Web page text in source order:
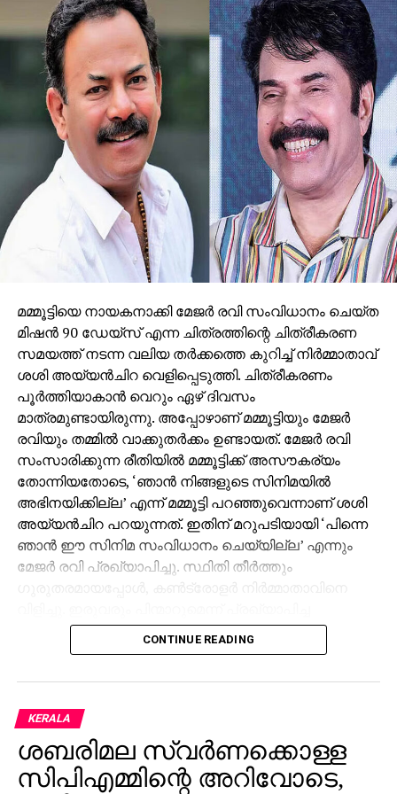
കോടി കടമെടുക്കുന്നു
DON'T MISS
വിശ്രമം വേണ്ടതിനാല്‍ പദവിയില്‍ തുടരുന്നത്
ഉചിതമല്ല: വി.എം സുധീരന്‍
മമ്മൂട്ടിയെ നായകനാക്കി മേജര്‍ രവി സംവിധാനം ചെയ്ത
മിഷന്‍ 90 ഡേയ്‌സ് എന്ന ചിത്രത്തിന്റെ ചിത്രീകരണ
സമയത്ത് നടന്ന വലിയ തര്‍ക്കത്തെ കുറിച്ച് നിര്‍മ്മാതാവ്
ശശി അയ്യന്‍ചിറ വെളിപ്പെടുത്തി. ചിത്രീകരണം
പൂര്‍ത്തിയാകാന്‍ വെറും ഏഴ് ദിവസം
മാത്രമുണ്ടായിരുന്നു. അപ്പോഴാണ് മമ്മൂട്ടിയും മേജര്‍
രവിയും തമ്മില്‍ വാക്കുതര്‍ക്കം ഉണ്ടായത്. മേജര്‍ രവി
സംസാരിക്കുന്ന രീതിയില്‍ മമ്മൂട്ടിക്ക് അസൗകര്യം
തോന്നിയതോടെ, ‘ഞാന്‍ നിങ്ങളുടെ സിനിമയില്‍
അഭിനയിക്കില്ല’ എന്ന് മമ്മൂട്ടി പറഞ്ഞുവെന്നാണ് ശശി
അയ്യന്‍ചിറ പറയുന്നത്. ഇതിന് മറുപടിയായി ‘പിന്നെ
ഞാന്‍ ഈ സിനിമ സംവിധാനം ചെയ്യില്ല’ എന്നും
മേജര്‍ രവി പ്രഖ്യാപിച്ചു. സ്ഥിതി തീര്‍ത്തും
സാഹചര്യത്തില്‍ ശശി അയ്യന്‍ചിറ ശാന്തമായി,
‘മമ്മൂക്ക അഭിനയിക്കണ്ട, മേജര്‍ സാര്‍ സംവിധാനം
പിടിച്ച് ഒരു മുറിയിലേക്ക് കൊണ്ടുപോയി കതക് അടച്ചു.
വെറും അഞ്ച് മിനിറ്റിനുള്ളില്‍ തന്നെ എല്ലാ
പ്രശ്‌നങ്ങളും പരിഹരിച്ചതായി അദ്ദേഹം പറയുന്നു.
തുടര്‍ന്ന് മൂവരും ചിരിച്ചുകൊണ്ട് മുറിയില്‍ നിന്ന്
CONTINUE READING
KERALA
ശബരിമല സ്വര്‍ണക്കൊള്ള
സിപിഎമ്മിന്റെ അറിവോടെ,